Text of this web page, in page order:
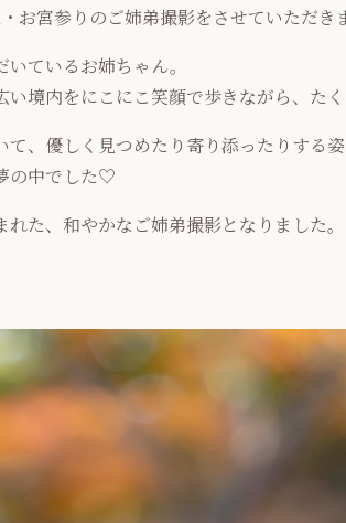
お宮参りのご姉弟撮影をさせていただき
ているお姉ちゃん。
境内をにこにこ笑顔で歩きながら、た
、優しく見つめたり寄り添ったりする姿
の中でした♡
た、和やかなご姉弟撮影となりました。